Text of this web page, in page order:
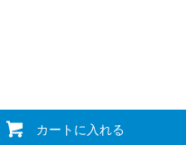
カートに入れる